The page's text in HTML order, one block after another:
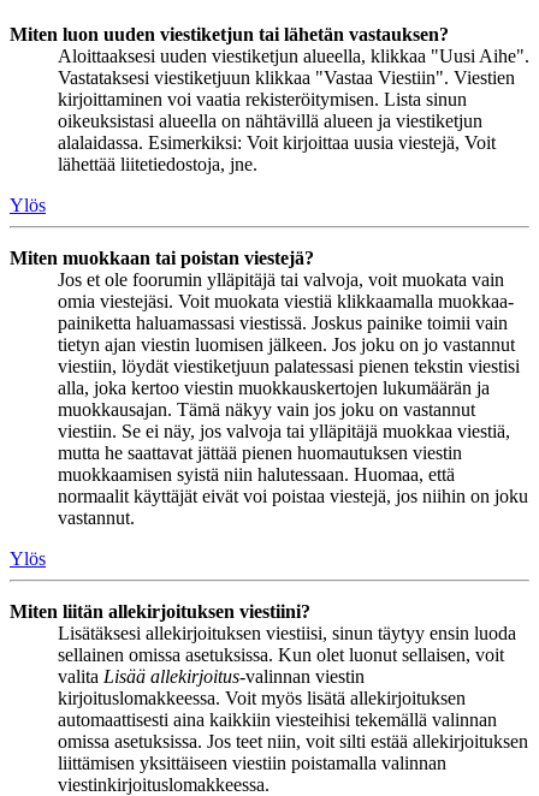
Miten luon uuden viestiketjun tai lähetän vastauksen?
Aloittaaksesi uuden viestiketjun alueella, klikkaa "Uusi Aihe".
Vastataksesi viestiketjuun klikkaa "Vastaa Viestiin". Viestien
kirjoittaminen voi vaatia rekisteröitymisen. Lista sinun
oikeuksistasi alueella on nähtävillä alueen ja viestiketjun
alalaidassa. Esimerkiksi: Voit kirjoittaa uusia viestejä, Voit
lähettää liitetiedostoja, jne.
Ylös
Miten muokkaan tai poistan viestejä?
Jos et ole foorumin ylläpitäjä tai valvoja, voit muokata vain
omia viestejäsi. Voit muokata viestiä klikkaamalla muokkaa-
painiketta haluamassasi viestissä. Joskus painike toimii vain
tietyn ajan viestin luomisen jälkeen. Jos joku on jo vastannut
viestiin, löydät viestiketjuun palatessasi pienen tekstin viestisi
alla, joka kertoo viestin muokkauskertojen lukumäärän ja
muokkausajan. Tämä näkyy vain jos joku on vastannut
viestiin. Se ei näy, jos valvoja tai ylläpitäjä muokkaa viestiä,
mutta he saattavat jättää pienen huomautuksen viestin
muokkaamisen syistä niin halutessaan. Huomaa, että
normaalit käyttäjät eivät voi poistaa viestejä, jos niihin on joku
vastannut.
Ylös
Miten liitän allekirjoituksen viestiini?
Lisätäksesi allekirjoituksen viestiisi, sinun täytyy ensin luoda
sellainen omissa asetuksissa. Kun olet luonut sellaisen, voit
valita Lisää allekirjoitus-valinnan viestin
kirjoituslomakkeessa. Voit myös lisätä allekirjoituksen
automaattisesti aina kaikkiin viesteihisi tekemällä valinnan
omissa asetuksissa. Jos teet niin, voit silti estää allekirjoituksen
liittämisen yksittäiseen viestiin poistamalla valinnan
viestinkirjoituslomakkeessa.